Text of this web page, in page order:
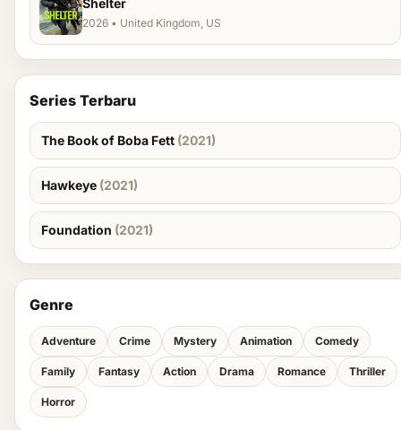
2026 • United Kingdom, US
Series Terbaru
The Book of Boba Fett (2021)
Hawkeye (2021)
Foundation (2021)
Genre
Adventure Crime Mystery Animation Comedy
Family Fantasy Action Drama Romance Thriller
Horror